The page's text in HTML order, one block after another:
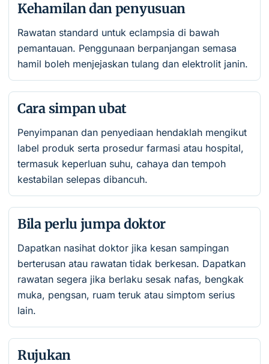
Kehamilan dan penyusuan
Rawatan standard untuk eclampsia di bawah
pemantauan. Penggunaan berpanjangan semasa
hamil boleh menjejaskan tulang dan elektrolit janin.
Cara simpan ubat
Penyimpanan dan penyediaan hendaklah mengikut
label produk serta prosedur farmasi atau hospital,
termasuk keperluan suhu, cahaya dan tempoh
kestabilan selepas dibancuh.
Bila perlu jumpa doktor
Dapatkan nasihat doktor jika kesan sampingan
berterusan atau rawatan tidak berkesan. Dapatkan
rawatan segera jika berlaku sesak nafas, bengkak
muka, pengsan, ruam teruk atau simptom serius
lain.
Rujukan